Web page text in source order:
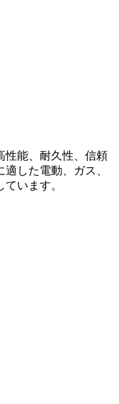
性能、耐久性、信頼
した電動、ガス、
います。